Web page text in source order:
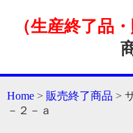
（生産終了品
Home > 販売終了商品 >
－２－ａ